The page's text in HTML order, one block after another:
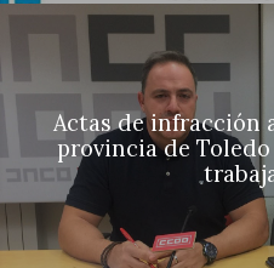
Actas de infracción
provincia de